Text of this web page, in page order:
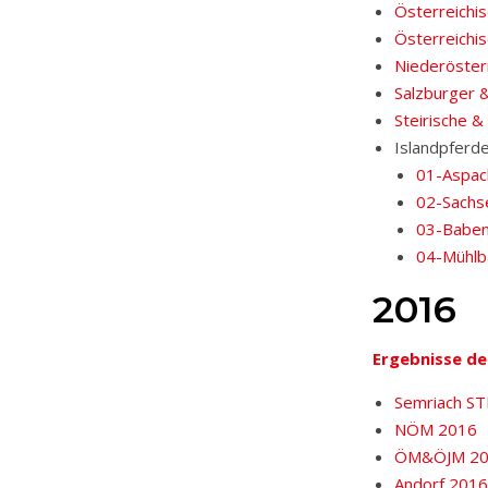
Salzburger
Steirische
01-
02-
03-
04-
2016
Ergebnisse
Semriach
NÖM 2016
ÖM&ÖJM